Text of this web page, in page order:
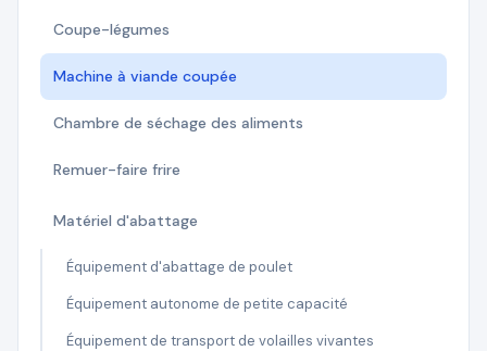
Coupe-légumes
Machine à viande coupée
Chambre de séchage des aliments
Remuer-faire frire
Matériel d'abattage
Équipement d'abattage de poulet
Équipement autonome de petite capacité
Équipement de transport de volailles vivantes